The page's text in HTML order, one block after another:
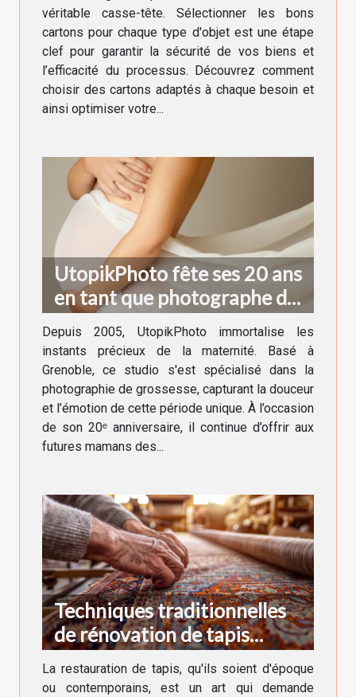
besoin
véritable casse-tête. Sélectionner les bons
cartons pour chaque type d'objet est une étape
clef pour garantir la sécurité de vos biens et
l’efficacité du processus. Découvrez comment
choisir des cartons adaptés à chaque besoin et
ainsi optimiser votre...
UtopikPhoto fête ses 20 ans
en tant que photographe de
grossesse à Grenoble !
Depuis 2005, UtopikPhoto immortalise les
instants précieux de la maternité. Basé à
Grenoble, ce studio s'est spécialisé dans la
photographie de grossesse, capturant la douceur
et l’émotion de cette période unique. À l’occasion
de son 20ᵉ anniversaire, il continue d’offrir aux
futures mamans des...
Techniques traditionnelles
de rénovation de tapis
anciens et modernes
La restauration de tapis, qu'ils soient d'époque
ou contemporains, est un art qui demande